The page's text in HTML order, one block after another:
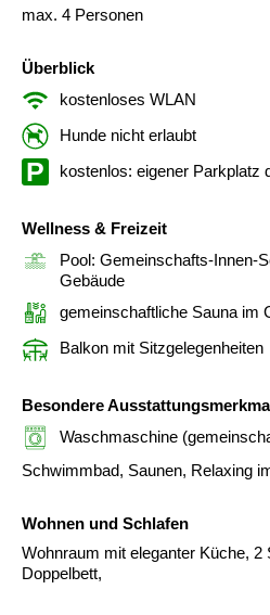
max. 4 Personen
Überblick
kostenloses WLAN
Hunde nicht erlaubt
kostenlos: eigener Parkplatz
Wellness & Freizeit
Pool: Gemeinschafts-Innen-
Gebäude
gemeinschaftliche Sauna im
Balkon mit Sitzgelegenheiten
Besondere
Waschmaschine
Schwimmbad, Saunen, Relaxing
Wohnen und Schlafen
Wohnraum mit eleganter Küche,
Doppelbett,